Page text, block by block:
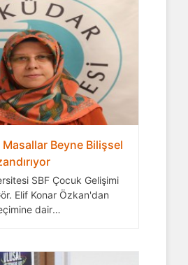
Beyne Bilişsel
SBF Çocuk Gelişimi
Elif Konar Özkan'dan
dair